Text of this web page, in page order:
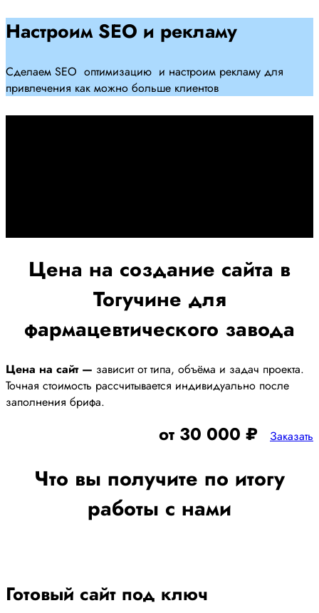
Настроим SEO и рекламу
Сделаем SEO оптимизацию и настроим рекламу для
привлечения как можно больше клиентов
Цена на создание сайта в
Тогучине для
фармацевтического завода
Цена на сайт — зависит от типа, объёма и задач проекта.
Точная стоимость рассчитывается индивидуально после
заполнения брифа.
от 30 000 ₽ Заказать
Что вы получите по итогу
работы с нами
Готовый сайт под ключ